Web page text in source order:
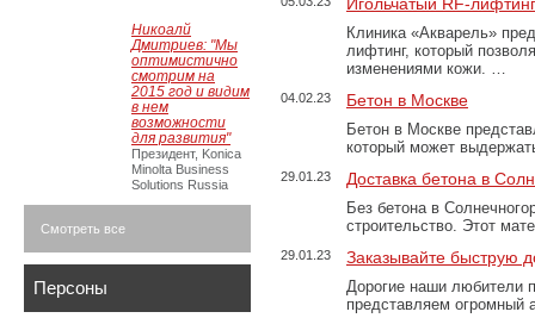
Клиника «Акварель»
лифтинг, который
изменениями кожи. …
04.02.23 Бетон в Москве
Бетон в Москве
который может
29.01.23 Доставка бетона в
Без бетона в
строительство. Этот
29.01.23 Заказывайте быструю
Дорогие наши любители
представляем огромный
Никоалй
Дмитриев: "Мы
оптимистично
смотрим на
2015 год и видим
в нем
возможности
для развития"
Президент, Konica
Minolta Business
Solutions Russia
Смотреть все
Персоны